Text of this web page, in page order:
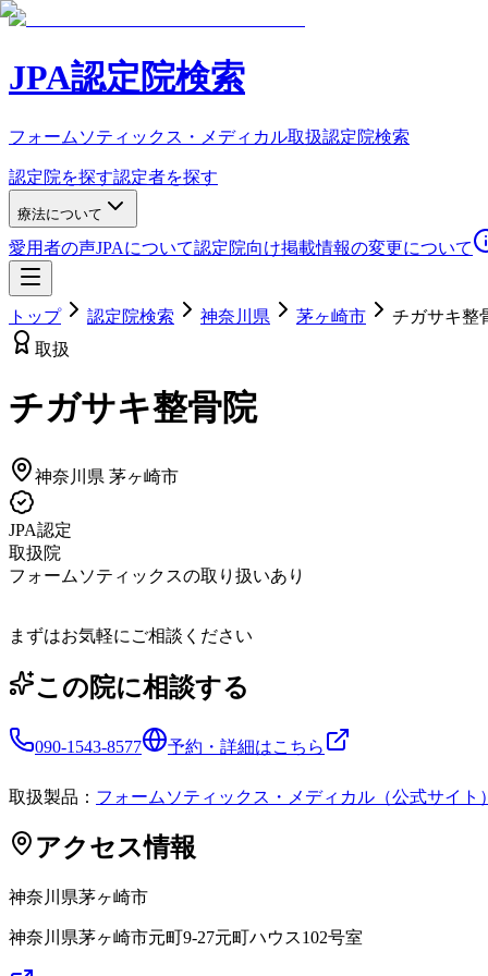
JPA認定院検索
フォームソティックス・メディカル取扱認定院検索
認定院を探す認定者を探す
療法について
愛用者の声JPAについて認定院向け掲載情報の変更について
トップ 認定院検索 神奈川県 茅ヶ崎市
チガサキ整
取扱
チガサキ整骨院
神奈川県 茅ヶ崎市
JPA認定
取扱院
フォームソティックスの取り扱いあり
まずはお気軽にご相談ください
この院に相談する
090-1543-8577 予約・詳細はこちら
取扱製品： フォームソティックス・メディカル（公式サイト
アクセス情報
神奈川県茅ヶ崎市
神奈川県茅ヶ崎市元町9-27元町ハウス102号室